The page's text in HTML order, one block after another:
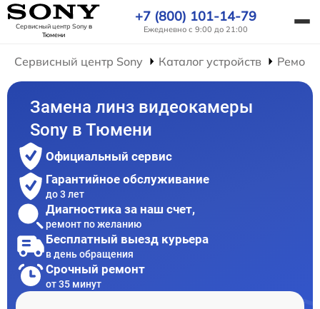
Сервисный центр Sonyв
Тюмени
+7 (800) 101-14-79
Ежедневно с 9:00 до 21:00
Сервисный центр Sony Каталог устройств
Замена линз видеокамеры
Sony в Тюмени
Официальный сервис
Гарантийное обслуживание
до 3 лет
Диагностика за наш счет,
ремонт по желанию
Бесплатный выезд курьера
в день обращения
Срочный ремонт
от 35 минут